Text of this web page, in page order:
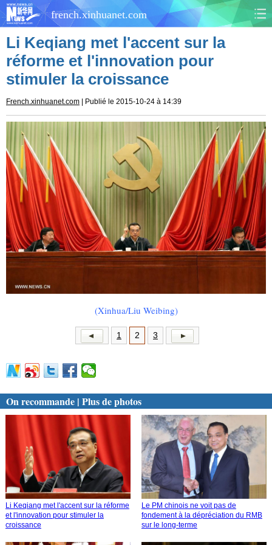
french.xinhuanet.com
CHINE MONDE
AFRIQUE
CULTURE
SANTÉ SPORTS
SCI&TECH PLANÈTE
TOURISME DOCUMENTS
DOSSIERS PHOTOS
VIDÉOS
Li Keqiang met l'accent sur la
réforme et l'innovation pour
stimuler la croissance
French.xinhuanet.com | Publié le 2015-10-24 à 14:39
(Xinhua/Liu Weibing)
1 2 3
On recommande | Plus de photos
Li Keqiang met l'accent sur la réforme
et l'innovation pour stimuler la
croissance
Le PM chinois ne voit pas de
fondement à la dépréciation du RMB
sur le long-terme